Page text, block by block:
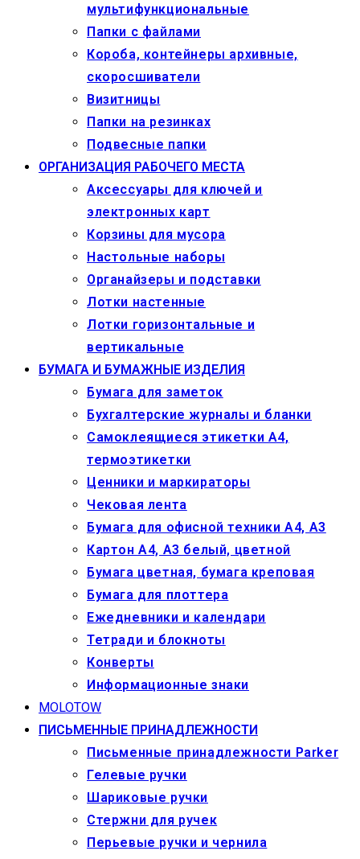
мультифункциональные
Папки с файлами
Короба, контейнеры архивные,
скоросшиватели
Визитницы
Папки на резинках
Подвесные папки
ОРГАНИЗАЦИЯ РАБОЧЕГО МЕСТА
Аксессуары для ключей и
электронных карт
Корзины для мусора
Настольные наборы
Органайзеры и подставки
Лотки настенные
Лотки горизонтальные и
вертикальные
БУМАГА И БУМАЖНЫЕ ИЗДЕЛИЯ
Бумага для заметок
Бухгалтерские журналы и бланки
Самоклеящиеся этикетки А4,
термоэтикетки
Ценники и маркираторы
Чековая лента
Бумага для офисной техники А4, А3
Картон А4, А3 белый, цветной
Бумага цветная, бумага креповая
Бумага для плоттера
Ежедневники и календари
Тетради и блокноты
Конверты
Информационные знаки
MOLOTOW
ПИСЬМЕННЫЕ ПРИНАДЛЕЖНОСТИ
Письменные принадлежности Parker
Гелевые ручки
Шариковые ручки
Стержни для ручек
Перьевые ручки и чернила